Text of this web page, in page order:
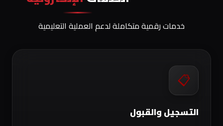
خدمات رقمية متكاملة لدعم العملية التعليمية
📋
التسجيل والقبول